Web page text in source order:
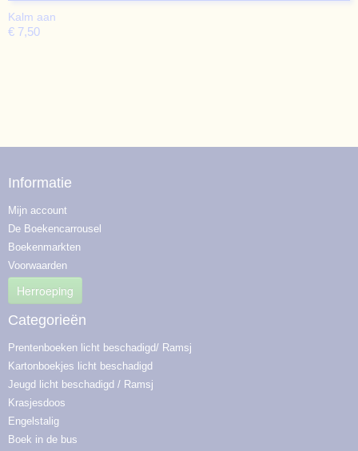
Kalm aan
€ 7,50
Informatie
Mijn account
De Boekencarrousel
Boekenmarkten
Voorwaarden
Herroeping
Categorieën
Prentenboeken licht beschadigd/ Ramsj
Kartonboekjes licht beschadigd
Jeugd licht beschadigd / Ramsj
Krasjesdoos
Engelstalig
Boek in de bus